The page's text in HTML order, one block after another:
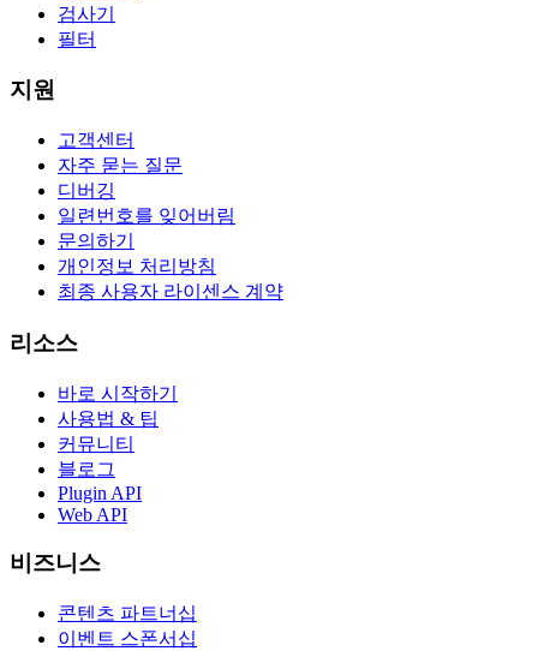
검사기
필터
지원
고객센터
자주 묻는 질문
디버깅
일련번호를 잊어버림
문의하기
개인정보 처리방침
최종 사용자 라이센스 계약
리소스
바로 시작하기
사용법 & 팁
커뮤니티
블로그
Plugin API
Web API
비즈니스
콘텐츠 파트너십
이벤트 스폰서십